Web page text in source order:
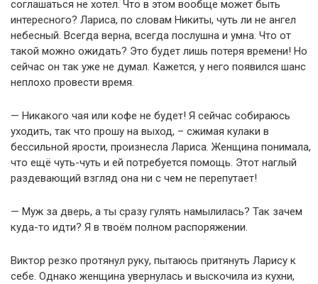
соглашаться не хотел. Что в этом вообще может быть
интересного? Лариса, по словам Никиты, чуть ли не ангел
небесный. Всегда верна, всегда послушна и умна. Что от
такой можно ожидать? Это будет лишь потеря времени! Но
сейчас он так уже не думал. Кажется, у него появился шанс
неплохо провести время.
— Никакого чая или кофе не будет! Я сейчас собираюсь
уходить, так что прошу на выход, – сжимая кулаки в
бессильной ярости, произнесла Лариса. Женщина понимала,
что ещё чуть-чуть и ей потребуется помощь. Этот наглый
раздевающий взгляд она ни с чем не перепутает!
— Муж за дверь, а ты сразу гулять намылилась? Так зачем
куда-то идти? Я в твоём полном распоряжении.
Виктор резко протянул руку, пытаюсь притянуть Ларису к
себе. Однако женщина увернулась и выскочила из кухни,